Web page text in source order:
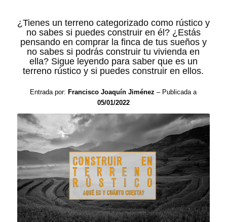
¿Tienes un terreno categorizado como rústico y
no sabes si puedes construir en él? ¿Estás
pensando en comprar la finca de tus sueños y
no sabes si podrás construir tu vivienda en
ella? Sigue leyendo para saber que es un
terreno rústico y si puedes construir en ellos.
Entrada por: Francisco Joaquín Jiménez – Publicada a
05/01/2022